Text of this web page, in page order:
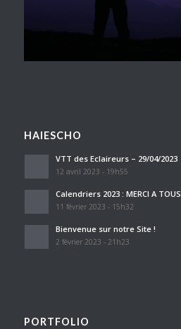
HAIESCHO
VTT des Eclaireurs – 29/04/2023
12 avril 2023 - 19h55
Calendriers 2023 : MERCI A TOUS
11 février 2023 - 15h32
Bienvenue sur notre Site !
2 février 2023 - 21h23
PORTFOLIO